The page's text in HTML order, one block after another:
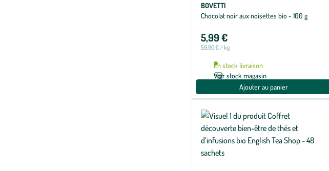
BOVETTI
Chocolat noir aux noisettes bio - 100 g
5,99 €
59,90 € / kg
En stock livraison
Voir stock magasin
Ajouter au panier